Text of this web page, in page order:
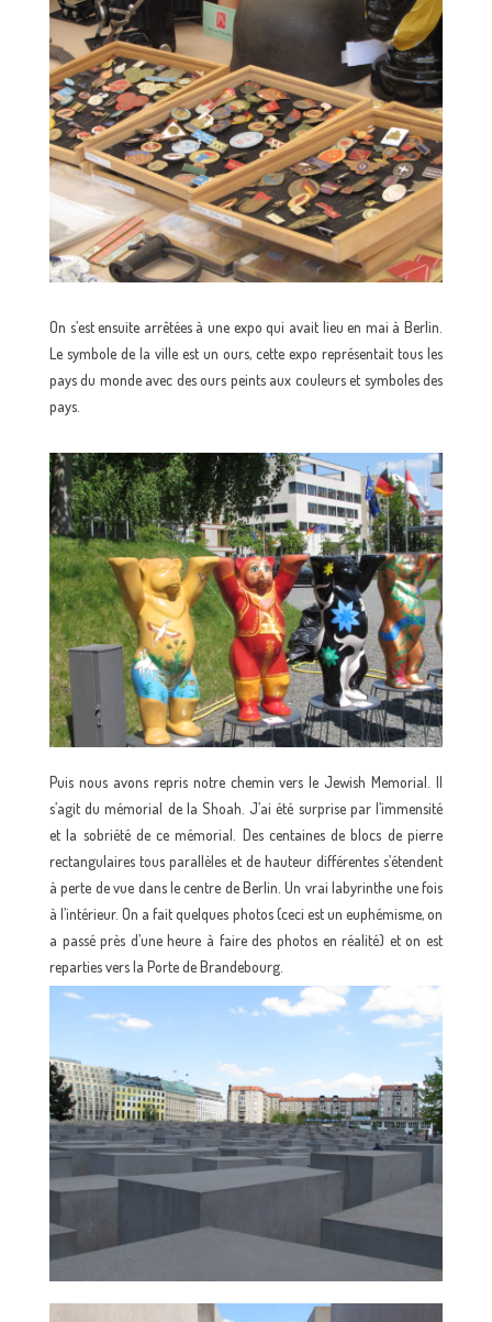
On s’est ensuite arrêtées à une expo qui avait lieu en mai à Berlin.
Le symbole de la ville est un ours, cette expo représentait tous les
pays du monde avec des ours peints aux couleurs et symboles des
pays.
Puis nous avons repris notre chemin vers le Jewish Memorial. Il
s’agit du mémorial de la Shoah. J’ai été surprise par l’immensité
et la sobriété de ce mémorial. Des centaines de blocs de pierre
rectangulaires tous parallèles et de hauteur différentes s’étendent
à perte de vue dans le centre de Berlin. Un vrai labyrinthe une fois
à l’intérieur. On a fait quelques photos (ceci est un euphémisme, on
a passé près d’une heure à faire des photos en réalité) et on est
reparties vers la Porte de Brandebourg.